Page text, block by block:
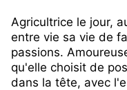
Agricultrice le jour,
entre vie sa vie de
passions.
qu'elle choisit de
dans la tête, avec